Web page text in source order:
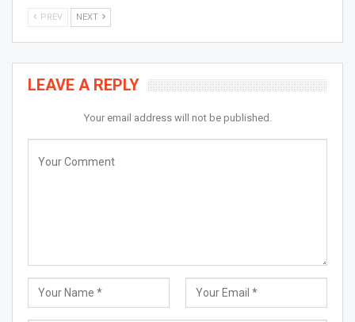
PREV NEXT
LEAVE A REPLY
Your email address will not be published.